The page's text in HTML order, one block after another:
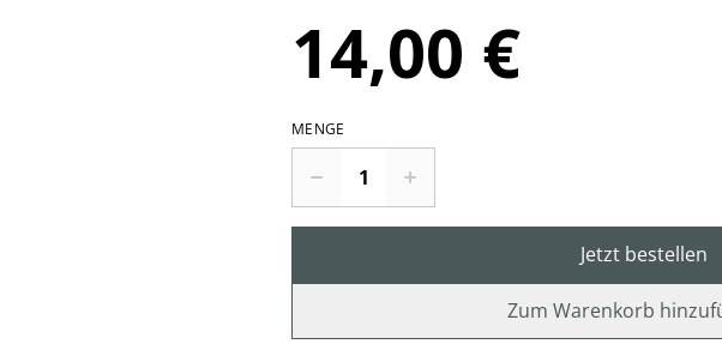
14,00 €
MENGE
Jetzt bestellen
Zum Warenkorb